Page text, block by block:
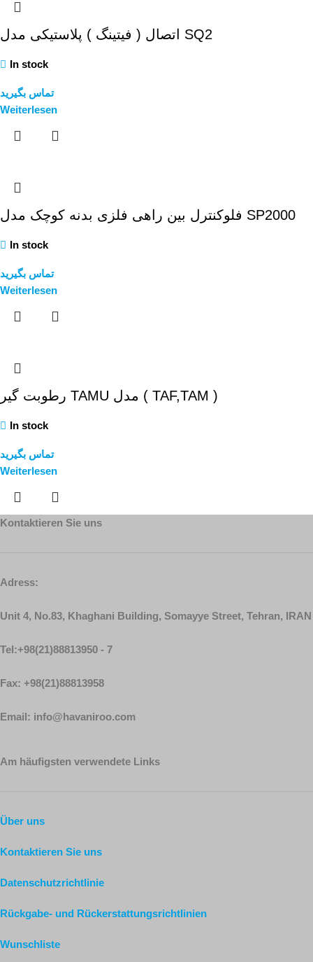
اتصال ( فیتینگ ) پلاستیکی مدل SQ2
In stock
تماس بگیرید
Weiterlesen
فلوکنترل بین راهی فلزی بدنه کوچک مدل SP2000
In stock
تماس بگیرید
Weiterlesen
رطوبت گیر TAMU مدل ( TAF,TAM )
In stock
تماس بگیرید
Weiterlesen
Kontaktieren Sie uns
Adress:
Unit 4, No.83, Khaghani Building, Somayye Street, Tehran, IRAN
Tel:+98(21)88813950 - 7
Fax: +98(21)88813958
Email: info@havaniroo.com
Am häufigsten verwendete Links
Über uns
Kontaktieren Sie uns
Datenschutzrichtlinie
Rückgabe- und Rückerstattungsrichtlinien
Wunschliste